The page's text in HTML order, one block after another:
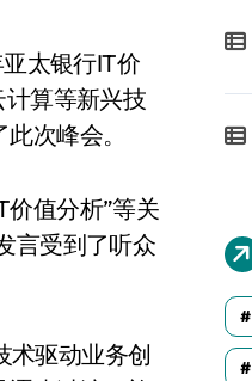
太银行IT价
算等新兴技
次峰会。
价值分析”等关
言受到了听众
术驱动业务创